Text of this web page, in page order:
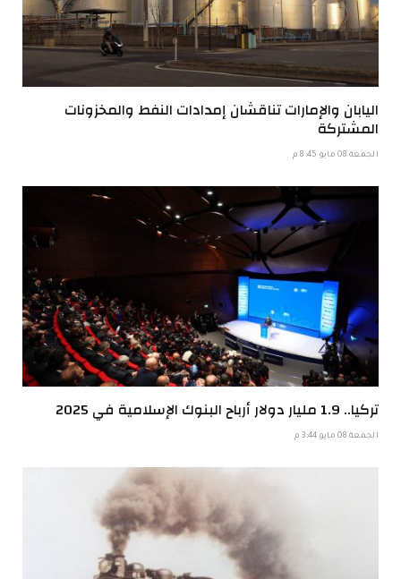
اليابان والإمارات تناقشان إمدادات النفط والمخزونات
المشتركة
الجمعة 08 مايو 8:45 م
تركيا.. 1.9 مليار دولار أرباح البنوك الإسلامية في 2025
الجمعة 08 مايو 3:44 م